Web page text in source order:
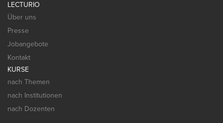
LECTURIO
Über uns
Presse
Jobangebote
Kontakt
KURSE
nach Themen
nach Institutionen
nach Dozenten